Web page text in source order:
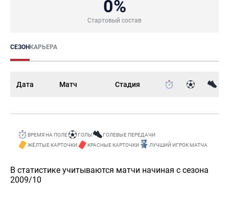
0%
Стартовый состав
СЕЗОНКАРЬЕРА
Дата Матч Стадия
ВРЕМЯ НА ПОЛЕ ГОЛЫ
ГОЛЕВЫЕ ПЕРЕДАЧИ
ЖЁЛТЫЕ КАРТОЧКИ
КРАСНЫЕ КАРТОЧКИ ЛУЧШИЙ ИГРОК МАТЧА
В статистике учитываются матчи начиная с сезона
2009/10